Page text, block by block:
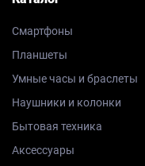
Смартфоны
Планшеты
Умные часы и браслеты
Наушники и колонки
Бытовая техника
Аксессуары